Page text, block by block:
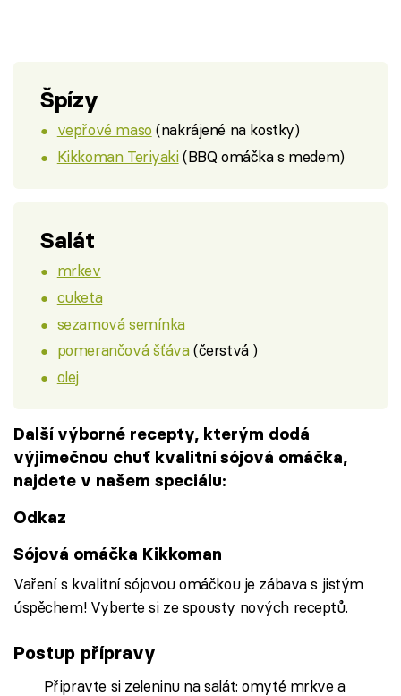
Špízy
vepřové maso (nakrájené na kostky)
Kikkoman Teriyaki(BBQ omáčka s medem)
Salát
mrkev
cuketa
sezamová semínka
pomerančová šťáva(čerstvá )
olej
Další výborné recepty, kterým dodá
výjimečnou chuť kvalitní sójová omáčka,
najdete v našem speciálu:
Odkaz
Sójová omáčka Kikkoman
Vaření s kvalitní sójovou omáčkou je zábava s jistým
úspěchem! Vyberte si ze spousty nových receptů.
Postup přípravy
Připravte si zeleninu na salát: omyté mrkve a